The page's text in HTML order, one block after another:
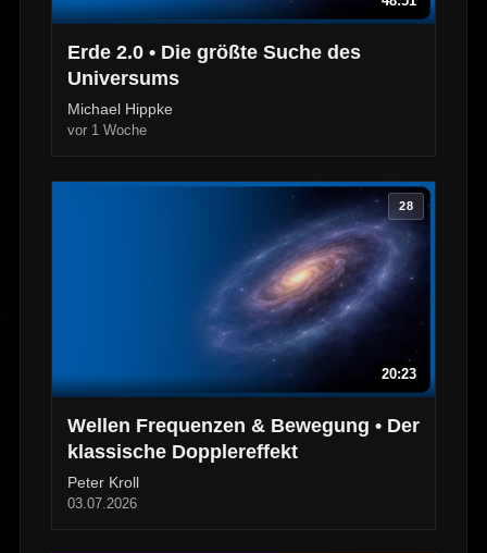
Erde 2.0 • Die größte Suche des
Universums
Michael Hippke
vor 1 Woche
28
20:23
Wellen Frequenzen & Bewegung • Der
klassische Dopplereffekt
Peter Kroll
03.07.2026